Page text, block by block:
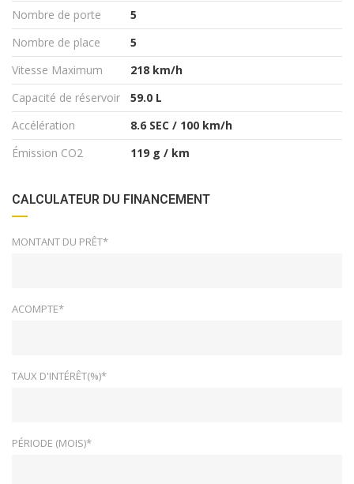
Nombre de porte
5
Nombre de place
5
Vitesse Maximum
218 km/h
Capacité de réservoir
59.0 L
Accélération
8.6 SEC / 100 km/h
Émission CO2
119 g / km
CALCULATEUR DU FINANCEMENT
MONTANT DU PRÊT*
ACOMPTE*
TAUX D'INTÉRÊT(%)*
PÉRIODE (MOIS)*